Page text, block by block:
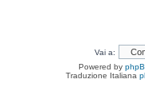
Vai a:
Powered by
Traduzione Italiana